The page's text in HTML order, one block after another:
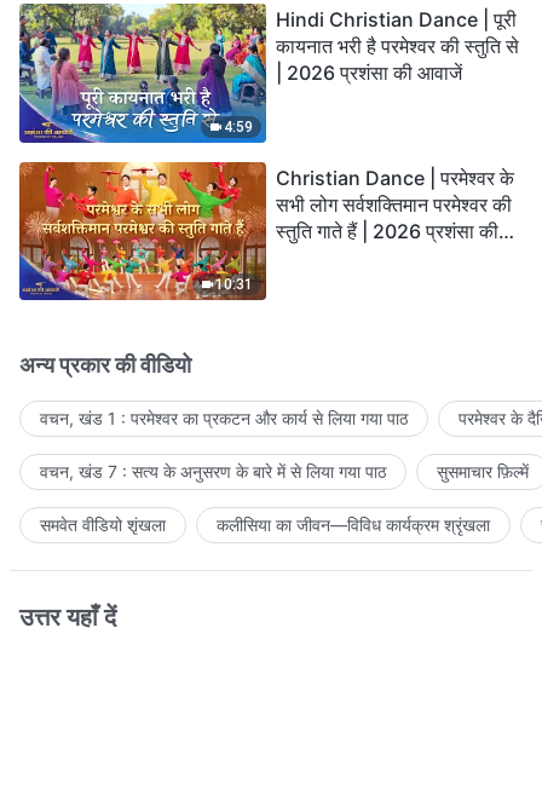
4:59
Hindi Christian Dance | पूरी
कायनात भरी है परमेश्वर की स्तुति से
| 2026 प्रशंसा की आवाजें
10:31
Christian Dance | परमेश्वर के
सभी लोग सर्वशक्तिमान परमेश्वर की
स्तुति गाते हैं | 2026 प्रशंसा की
अन्य प्रकार की वीडियो
वचन, खंड 1 : परमेश्वर का प्रकटन और कार्य से लिया गया पाठ परमेश्वर के
वचन, खंड 7 : सत्य के अनुसरण के बारे में से लिया गया पाठ सुसमाचार फ़िल्में
समवेत वीडियो शृंखला कलीसिया का जीवन—विविध कार्यक्रम श्रृंखला
उत्तर यहाँ दें